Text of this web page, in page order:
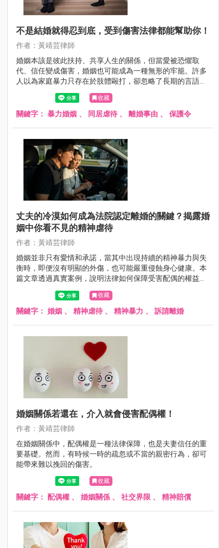
不是結婚就得忍到底，受到傷害法律都能幫助你！
作者：黃靖芸律師
婚姻本該是彼此扶持、共享人生的關係，但當愛被恐懼取
代、信任變成傷害，婚姻也可能成為一種無形的牢籠。許多
人以為家庭暴力只存在於肢體毆打，卻忽略了長期的言語羞
辱、性逼迫與經濟控制，同樣足以摧毀一個人的尊嚴與安
收藏
關鍵字： 暴力婚姻 、 同居虐待 、 離婚事由 、 保護令
丈夫的冷漠如何成為法院認定離婚的關鍵？揭露婚
姻中你看不見的精神虐待
作者：黃靖芸律師
婚姻並非只有愛情和承諾，當其中出現持續的精神暴力與失
衡時，即便沒有明顯的外傷，也可能嚴重侵蝕身心健康。本
篇文章透過真實案例，說明法律如何保障受害配偶的權益，
並解析精神虐待與婚姻重大破綻的認定標準。
收藏
關鍵字： 婚姻 、 精神虐待 、 精神暴力 、 訴請離婚
婚姻關係若還在，介入就會侵害配偶權！
作者：黃靖芸律師
在婚姻關係中，配偶權是一種法律保障，也是夫妻信任的重
要基礎。然而，有時候一時的疏忽或不當的親密行為，卻可
能帶來難以挽回的傷害。
收藏
關鍵字： 配偶權 、 婚姻關係 、 社交界限 、 精神賠償